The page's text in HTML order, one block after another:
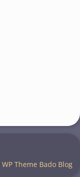
WP Theme Bado Blog